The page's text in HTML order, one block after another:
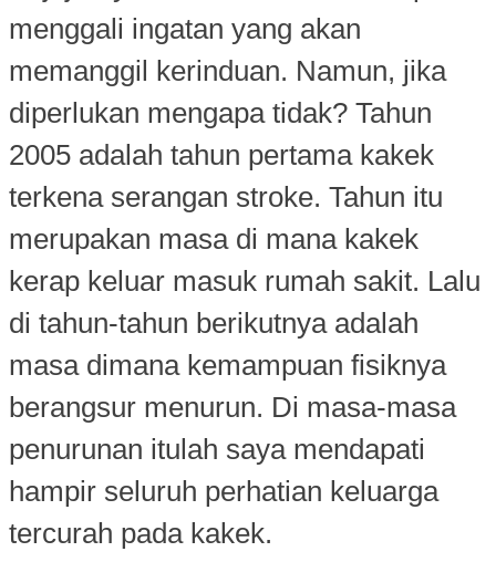
menggali ingatan yang akan
memanggil kerinduan. Namun, jika
diperlukan mengapa tidak? Tahun
2005 adalah tahun pertama kakek
terkena serangan stroke. Tahun itu
merupakan masa di mana kakek
kerap keluar masuk rumah sakit. Lalu
di tahun-tahun berikutnya adalah
masa dimana kemampuan fisiknya
berangsur menurun. Di masa-masa
penurunan itulah saya mendapati
hampir seluruh perhatian keluarga
tercurah pada kakek.